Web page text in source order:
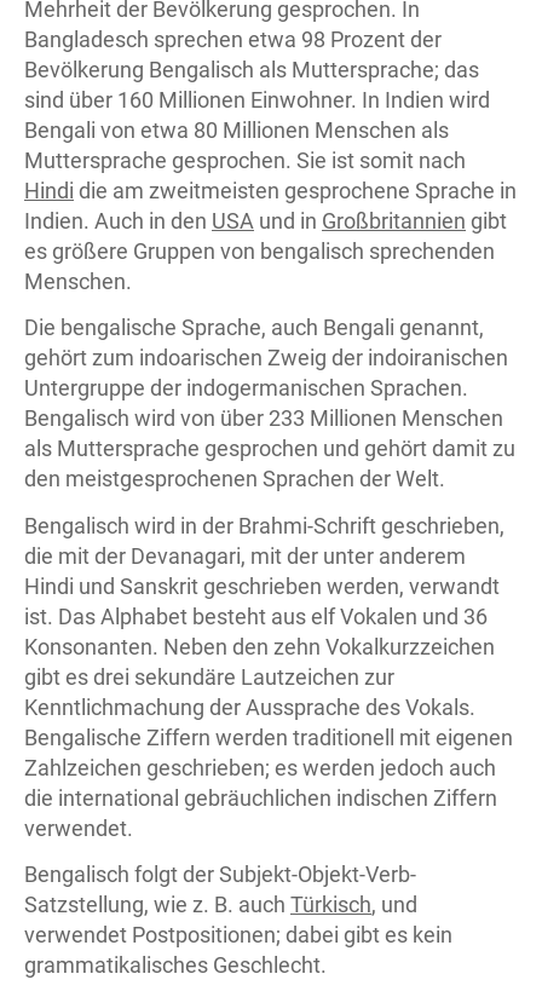
Mehrheit der Bevölkerung gesprochen. In
Bangladesch sprechen etwa 98 Prozent der
Bevölkerung Bengalisch als Muttersprache; das
sind über 160 Millionen Einwohner. In Indien wird
Bengali von etwa 80 Millionen Menschen als
Muttersprache gesprochen. Sie ist somit nach
Hindi die am zweitmeisten gesprochene Sprache in
Indien. Auch in den USA und in Großbritannien gibt
es größere Gruppen von bengalisch sprechenden
Menschen.
Die bengalische Sprache, auch Bengali genannt,
gehört zum indoarischen Zweig der indoiranischen
Untergruppe der indogermanischen Sprachen.
Bengalisch wird von über 233 Millionen Menschen
als Muttersprache gesprochen und gehört damit zu
den meistgesprochenen Sprachen der Welt.
Bengalisch wird in der Brahmi-Schrift geschrieben,
die mit der Devanagari, mit der unter anderem
Hindi und Sanskrit geschrieben werden, verwandt
ist. Das Alphabet besteht aus elf Vokalen und 36
Konsonanten. Neben den zehn Vokalkurzzeichen
gibt es drei sekundäre Lautzeichen zur
Kenntlichmachung der Aussprache des Vokals.
Bengalische Ziffern werden traditionell mit eigenen
Zahlzeichen geschrieben; es werden jedoch auch
die international gebräuchlichen indischen Ziffern
verwendet.
Bengalisch folgt der Subjekt-Objekt-Verb-
Satzstellung, wie z. B. auch Türkisch, und
verwendet Postpositionen; dabei gibt es kein
grammatikalisches Geschlecht.